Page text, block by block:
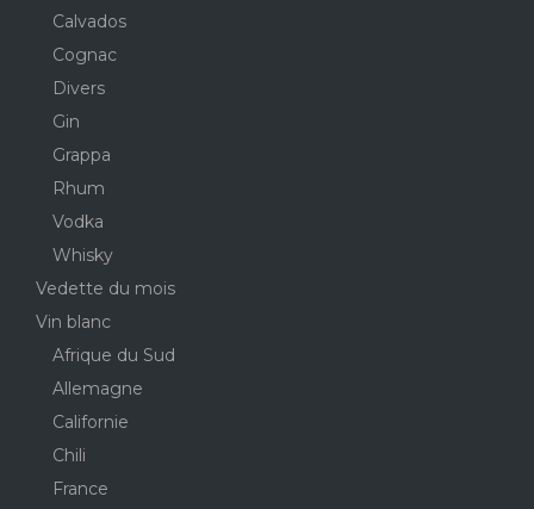
Calvados
Cognac
Divers
Gin
Grappa
Rhum
Vodka
Whisky
Vedette du mois
Vin blanc
Afrique du Sud
Allemagne
Californie
Chili
France